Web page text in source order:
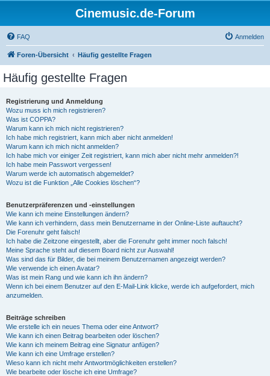
Cinemusic.de-Forum
FAQ Anmelden
Foren-Übersicht Häufig gestellte Fragen
Häufig gestellte Fragen
Registrierung und Anmeldung
Wozu muss ich mich registrieren?
Was ist COPPA?
Warum kann ich mich nicht registrieren?
Ich habe mich registriert, kann mich aber nicht anmelden!
Warum kann ich mich nicht anmelden?
Ich habe mich vor einiger Zeit registriert, kann mich aber nicht mehr anmelden?!
Ich habe mein Passwort vergessen!
Warum werde ich automatisch abgemeldet?
Wozu ist die Funktion „Alle Cookies löschen“?
Benutzerpräferenzen und -einstellungen
Wie kann ich meine Einstellungen ändern?
Wie kann ich verhindern, dass mein Benutzername in der Online-Liste auftaucht?
Die Forenuhr geht falsch!
Ich habe die Zeitzone eingestellt, aber die Forenuhr geht immer noch falsch!
Meine Sprache steht auf diesem Board nicht zur Auswahl!
Was sind das für Bilder, die bei meinem Benutzernamen angezeigt werden?
Wie verwende ich einen Avatar?
Was ist mein Rang und wie kann ich ihn ändern?
Wenn ich bei einem Benutzer auf den E-Mail-Link klicke, werde ich aufgefordert, mich
anzumelden.
Beiträge schreiben
Wie erstelle ich ein neues Thema oder eine Antwort?
Wie kann ich einen Beitrag bearbeiten oder löschen?
Wie kann ich meinem Beitrag eine Signatur anfügen?
Wie kann ich eine Umfrage erstellen?
Wieso kann ich nicht mehr Antwortmöglichkeiten erstellen?
Wie bearbeite oder lösche ich eine Umfrage?